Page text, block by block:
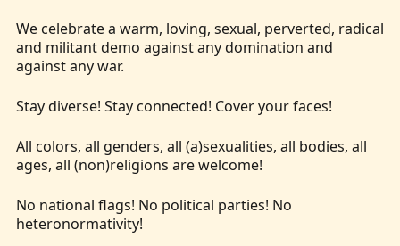
We celebrate a warm, loving, sexual, perverted, radical
and militant demo against any domination and
against any war.
Stay diverse! Stay connected! Cover your faces!
All colors, all genders, all (a)sexualities, all bodies, all
ages, all (non)religions are welcome!
No national flags! No political parties! No
heteronormativity!